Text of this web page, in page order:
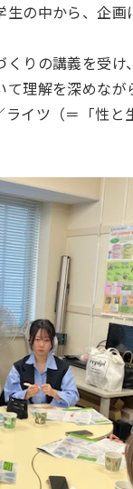
の中から、企
りの講義を受
理解を深めなが
イツ（＝「性